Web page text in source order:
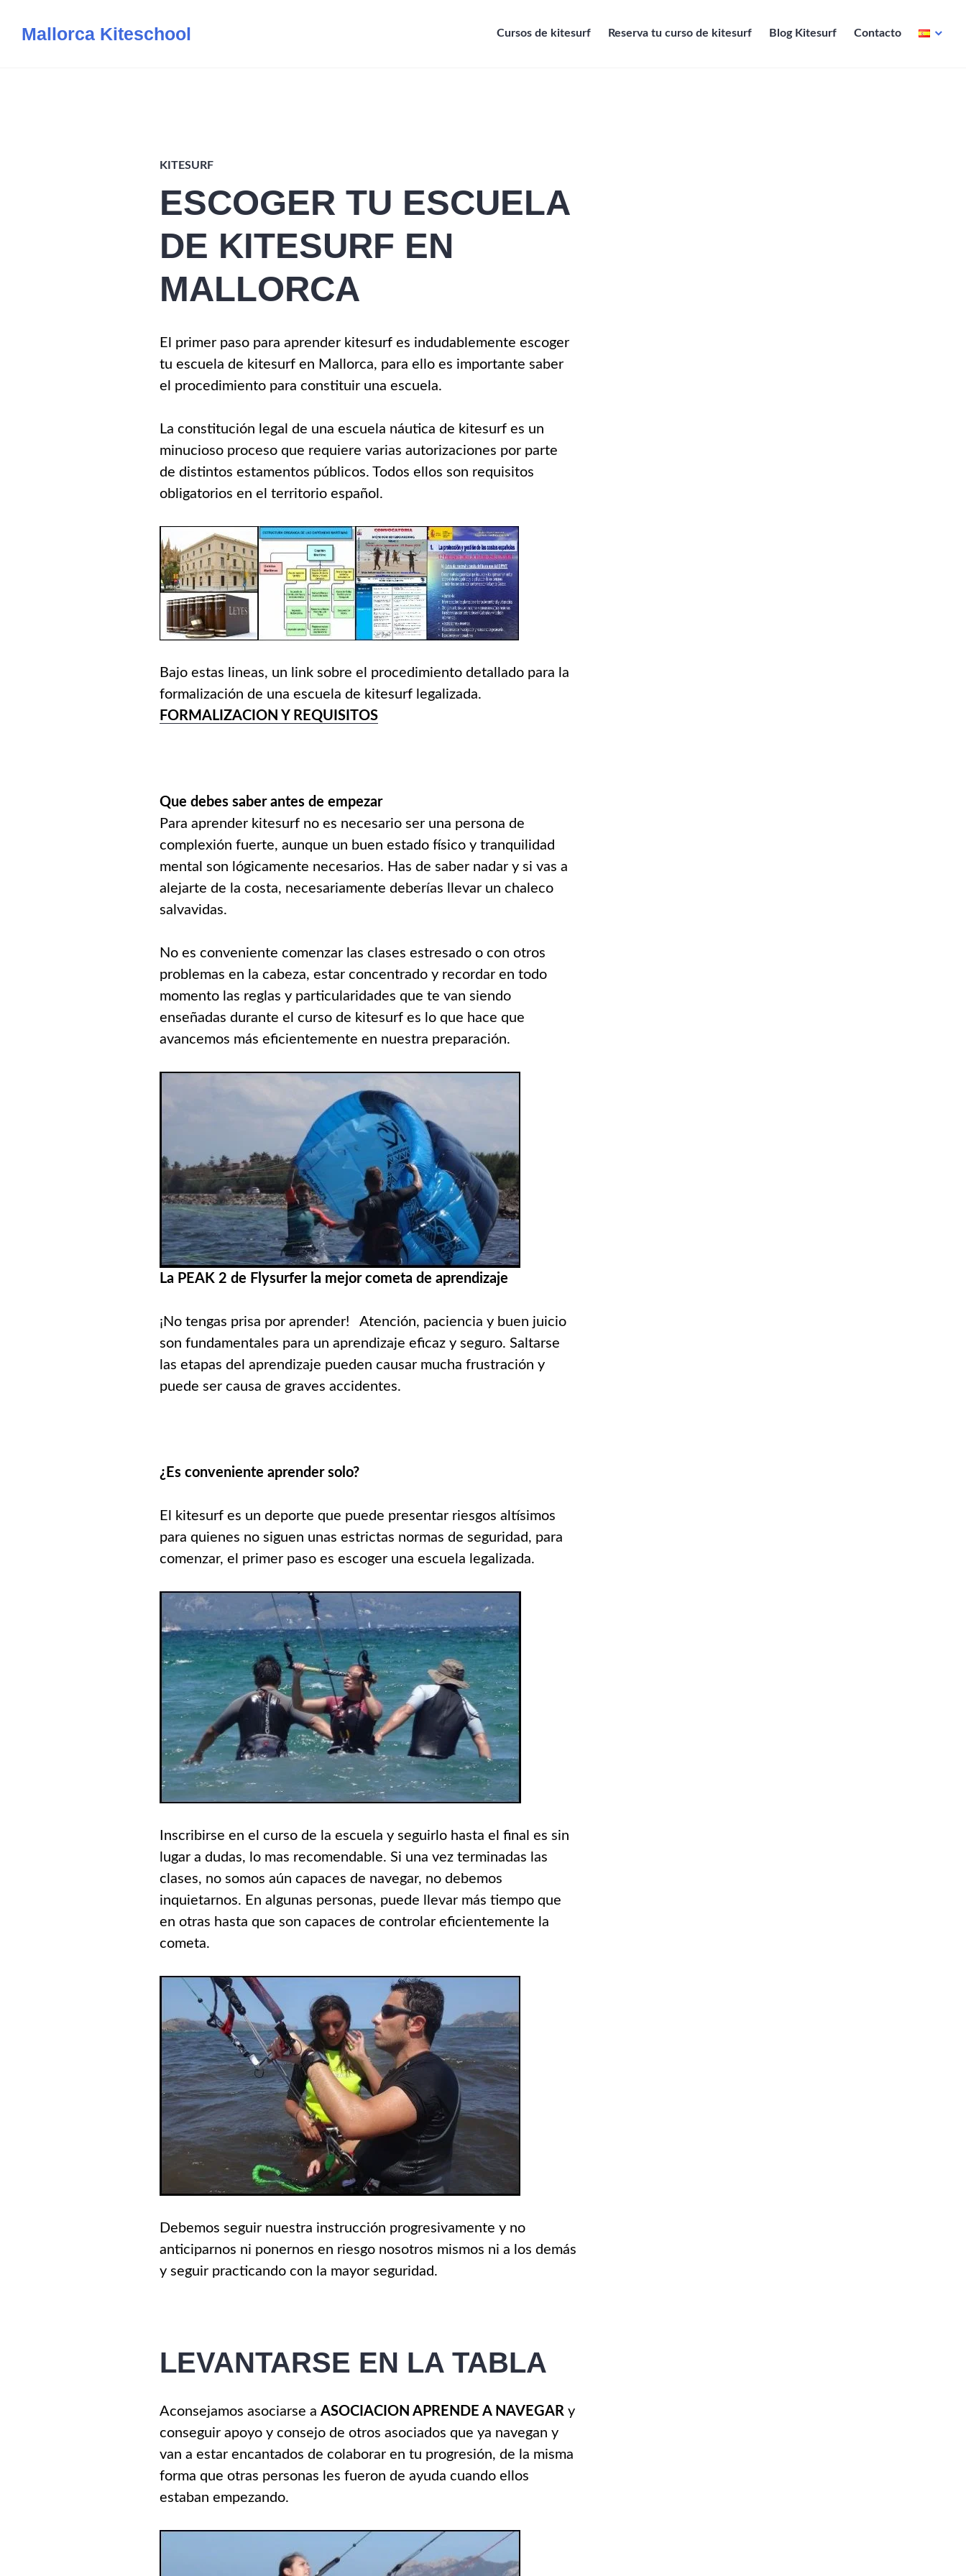
Mallorca Kiteschool Cursos de kitesurf Reserva tu curso de kitesurf Blog Kitesurf Contacto
KITESURF
ESCOGER TU ESCUELA
DE KITESURF EN
MALLORCA
El primer paso para aprender kitesurf es indudablemente escoger
tu escuela de kitesurf en Mallorca, para ello es importante saber
el procedimiento para constituir una escuela.
La constitución legal de una escuela náutica de kitesurf es un
minucioso proceso que requiere varias autorizaciones por parte
de distintos estamentos públicos. Todos ellos son requisitos
obligatorios en el territorio español.
Bajo estas lineas, un link sobre el procedimiento detallado para la
formalización de una escuela de kitesurf legalizada.
FORMALIZACION Y REQUISITOS
Que debes saber antes de empezar
Para aprender kitesurf no es necesario ser una persona de
complexión fuerte, aunque un buen estado físico y tranquilidad
mental son lógicamente necesarios. Has de saber nadar y si vas a
alejarte de la costa, necesariamente deberías llevar un chaleco
salvavidas.
No es conveniente comenzar las clases estresado o con otros
problemas en la cabeza, estar concentrado y recordar en todo
momento las reglas y particularidades que te van siendo
enseñadas durante el curso de kitesurf es lo que hace que
avancemos más eficientemente en nuestra preparación.
La PEAK 2 de Flysurfer la mejor cometa de aprendizaje
¡No tengas prisa por aprender! Atención, paciencia y buen juicio
son fundamentales para un aprendizaje eficaz y seguro. Saltarse
las etapas del aprendizaje pueden causar mucha frustración y
puede ser causa de graves accidentes.
¿Es conveniente aprender solo?
El kitesurf es un deporte que puede presentar riesgos altísimos
para quienes no siguen unas estrictas normas de seguridad, para
comenzar, el primer paso es escoger una escuela legalizada.
Inscribirse en el curso de la escuela y seguirlo hasta el final es sin
lugar a dudas, lo mas recomendable. Si una vez terminadas las
clases, no somos aún capaces de navegar, no debemos
inquietarnos. En algunas personas, puede llevar más tiempo que
en otras hasta que son capaces de controlar eficientemente la
cometa.
Debemos seguir nuestra instrucción progresivamente y no
anticiparnos ni ponernos en riesgo nosotros mismos ni a los demás
y seguir practicando con la mayor seguridad.
LEVANTARSE EN LA TABLA
Aconsejamos asociarse a ASOCIACION APRENDE A NAVEGAR y
conseguir apoyo y consejo de otros asociados que ya navegan y
van a estar encantados de colaborar en tu progresión, de la misma
forma que otras personas les fueron de ayuda cuando ellos
estaban empezando.